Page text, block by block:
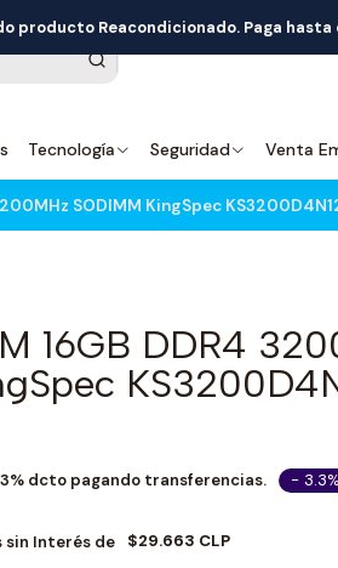
Tecnología Seguridad Venta
producto Reacondicionado. Paga
SODIMM KingSpec
16GB DDR4
dcto pagando transferencias. - 3.3%
sin Interés de $29.663 CLP